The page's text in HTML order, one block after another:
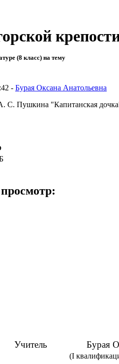
(8 класс) на тему
- Бурая Оксана Анатольевна
С. Пушкина "Капитанская
Учитель Бурая
(I